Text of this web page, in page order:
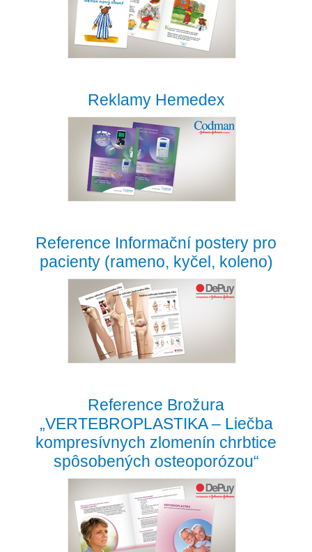
Reklamy Hemedex
Reference Informační postery pro
pacienty (rameno, kyčel, koleno)
Reference Brožura
„VERTEBROPLASTIKA – Liečba
kompresívnych zlomenín chrbtice
spôsobených osteoporózou“